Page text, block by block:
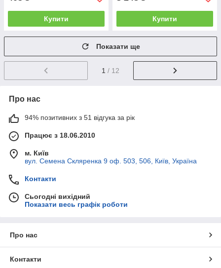
Купити Купити
Показати ще
1 / 12
Про нас
94% позитивних з 51 відгука за рік
Працює з 18.06.2010
м. Київ
вул. Семена Скляренка 9 оф. 503, 506, Київ, Україна
Контакти
Сьогодні вихідний
Показати весь графік роботи
Про нас
Контакти